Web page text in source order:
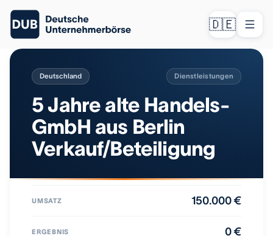
🇩🇪
Deutschland Dienstleistungen
5 Jahre alte Handels-
GmbH aus Berlin
Verkauf/Beteiligung
UMSATZ 150.000 €
ERGEBNIS 0 €